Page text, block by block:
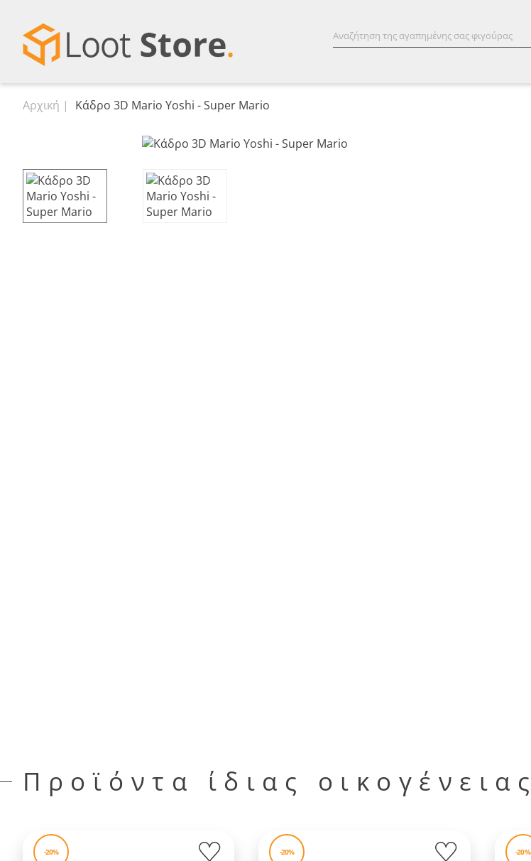
Αρχική Κάδρο 3D Mario Yoshi - Super Mario
Προϊόντα ίδιας οικογένειας
-20% -20% -20%